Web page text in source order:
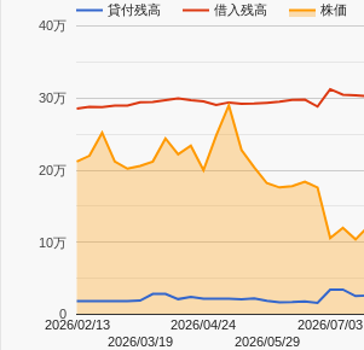
貸付残高 借入残高 株価
2026/02/13
2026/03/19
2026/04/24
2026/05/29
2026/07/03
0
10万
20万
30万
40万